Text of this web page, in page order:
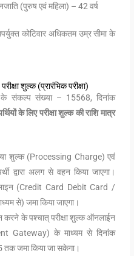
(पुरुष एवं महिला) – 42 वर्ष
कोटिवार अधिकतम उम्र सीमा के
शुल्क (प्रारंभिक परीक्षा)
के संकल्प संख्या – 15568, दिनांक
के लिए परीक्षा शुल्क की राशि मात्र
शुल्क (Processing Charge) एवं
द्वारा अलग से वहन किया जाएगा।
(Credit Card Debit Card /
से) जमा किया जाएगा।
के पश्चात् परीक्षा शुल्क ऑनलाईन
Gateway) के माध्यम से दिनांक
जमा किया जा सकेगा।